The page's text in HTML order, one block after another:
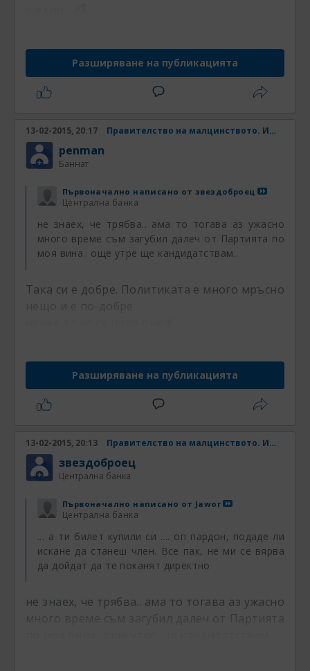
Разширяване на публикацията
13-02-2015, 20:17 Правителство на малцинството. Има ли шанс? Част 31
penman
Баннат
Първоначално написано от звездоброец
Централна банка
не знаех, че трябва.. ама то тогава аз ужасно
много време съм загубил далеч от Партията по
моя вина.. още утре ще кандидатствам..
Така си е добре. Политиката е много мръсно
нещо и е по-добре
Разширяване на публикацията
13-02-2015, 20:13 Правителство на малцинството. Има ли шанс? Част 31
звездоброец
Централна банка
Първоначално написано от Jawor
Централна банка
... а ти билет купили си .... оп пардон, подаде ли
искане да станеш член. Все пак, не ми се вярва
да дойдат да те поканят директно
не знаех, че трябва.. ама то тогава аз ужасно
много време съм загубил далеч от Партията